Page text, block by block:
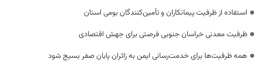
استفاده از ظرفیت پیمانکاران و تأمین‌کنندگان بومی استان
ظرفیت معدنی خراسان جنوبی فرصتی برای جهش اقتصادی
همه ظرفیت‌ها برای خدمت‌رسانی ایمن به زائران پایان صفر بسیج شود